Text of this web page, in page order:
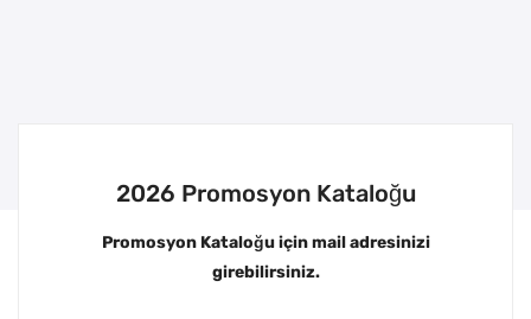
2026 Promosyon Kataloğu
Promosyon Kataloğu için mail adresinizi
girebilirsiniz.